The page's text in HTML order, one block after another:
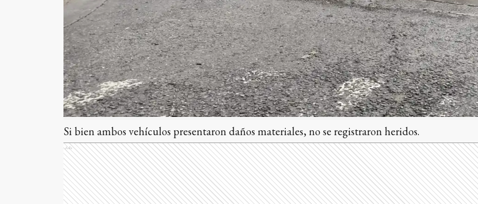
Si bien ambos vehículos presentaron daños materiales, no se registraron heridos.
Ads